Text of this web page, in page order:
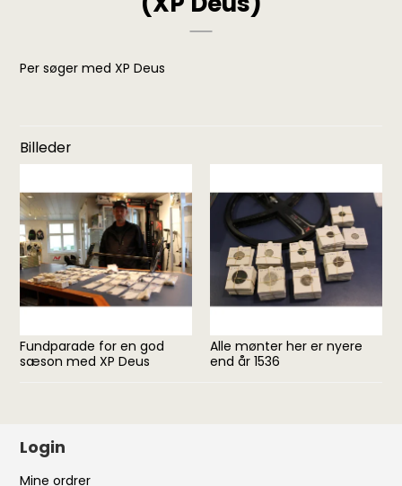
Per søger med XP Deus
Billeder
Fundparade for en god
sæson med XP Deus
Alle mønter her er nyere
end år 1536
Login
Mine ordrer